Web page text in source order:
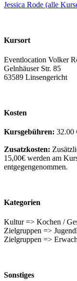
Jessica Rode (alle
Kursort
Eventlocation Volker
Gelnhäuser Str. 85
63589 Linsengericht
Kosten
Kursgebühren: 32.00
Zusatzkosten:
15,00€ werden am
entgegengenommen.
Kategorien
Kultur => Kochen /
Zielgruppen =>
Zielgruppen =>
Sonstiges